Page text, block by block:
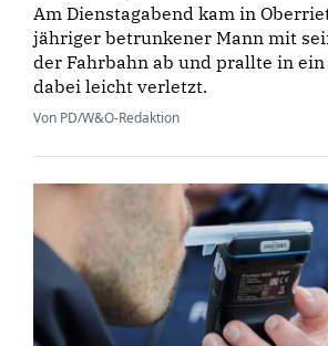
Am Dienstagabend kam in
jähriger betrunkener Mann mit
der Fahrbahn ab und prallte in ein
dabei leicht verletzt.
Von PD/W&O-Redaktion